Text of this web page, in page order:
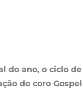
ano, o ciclo
do coro